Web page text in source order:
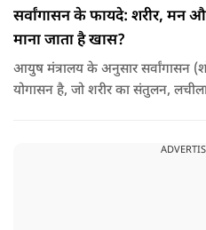
सर्वांगासन के फायदे: शरीर, मन
माना जाता है खास?
आयुष मंत्रालय के अनुसार सर्वांगासन
योगासन है, जो शरीर का संतुलन,